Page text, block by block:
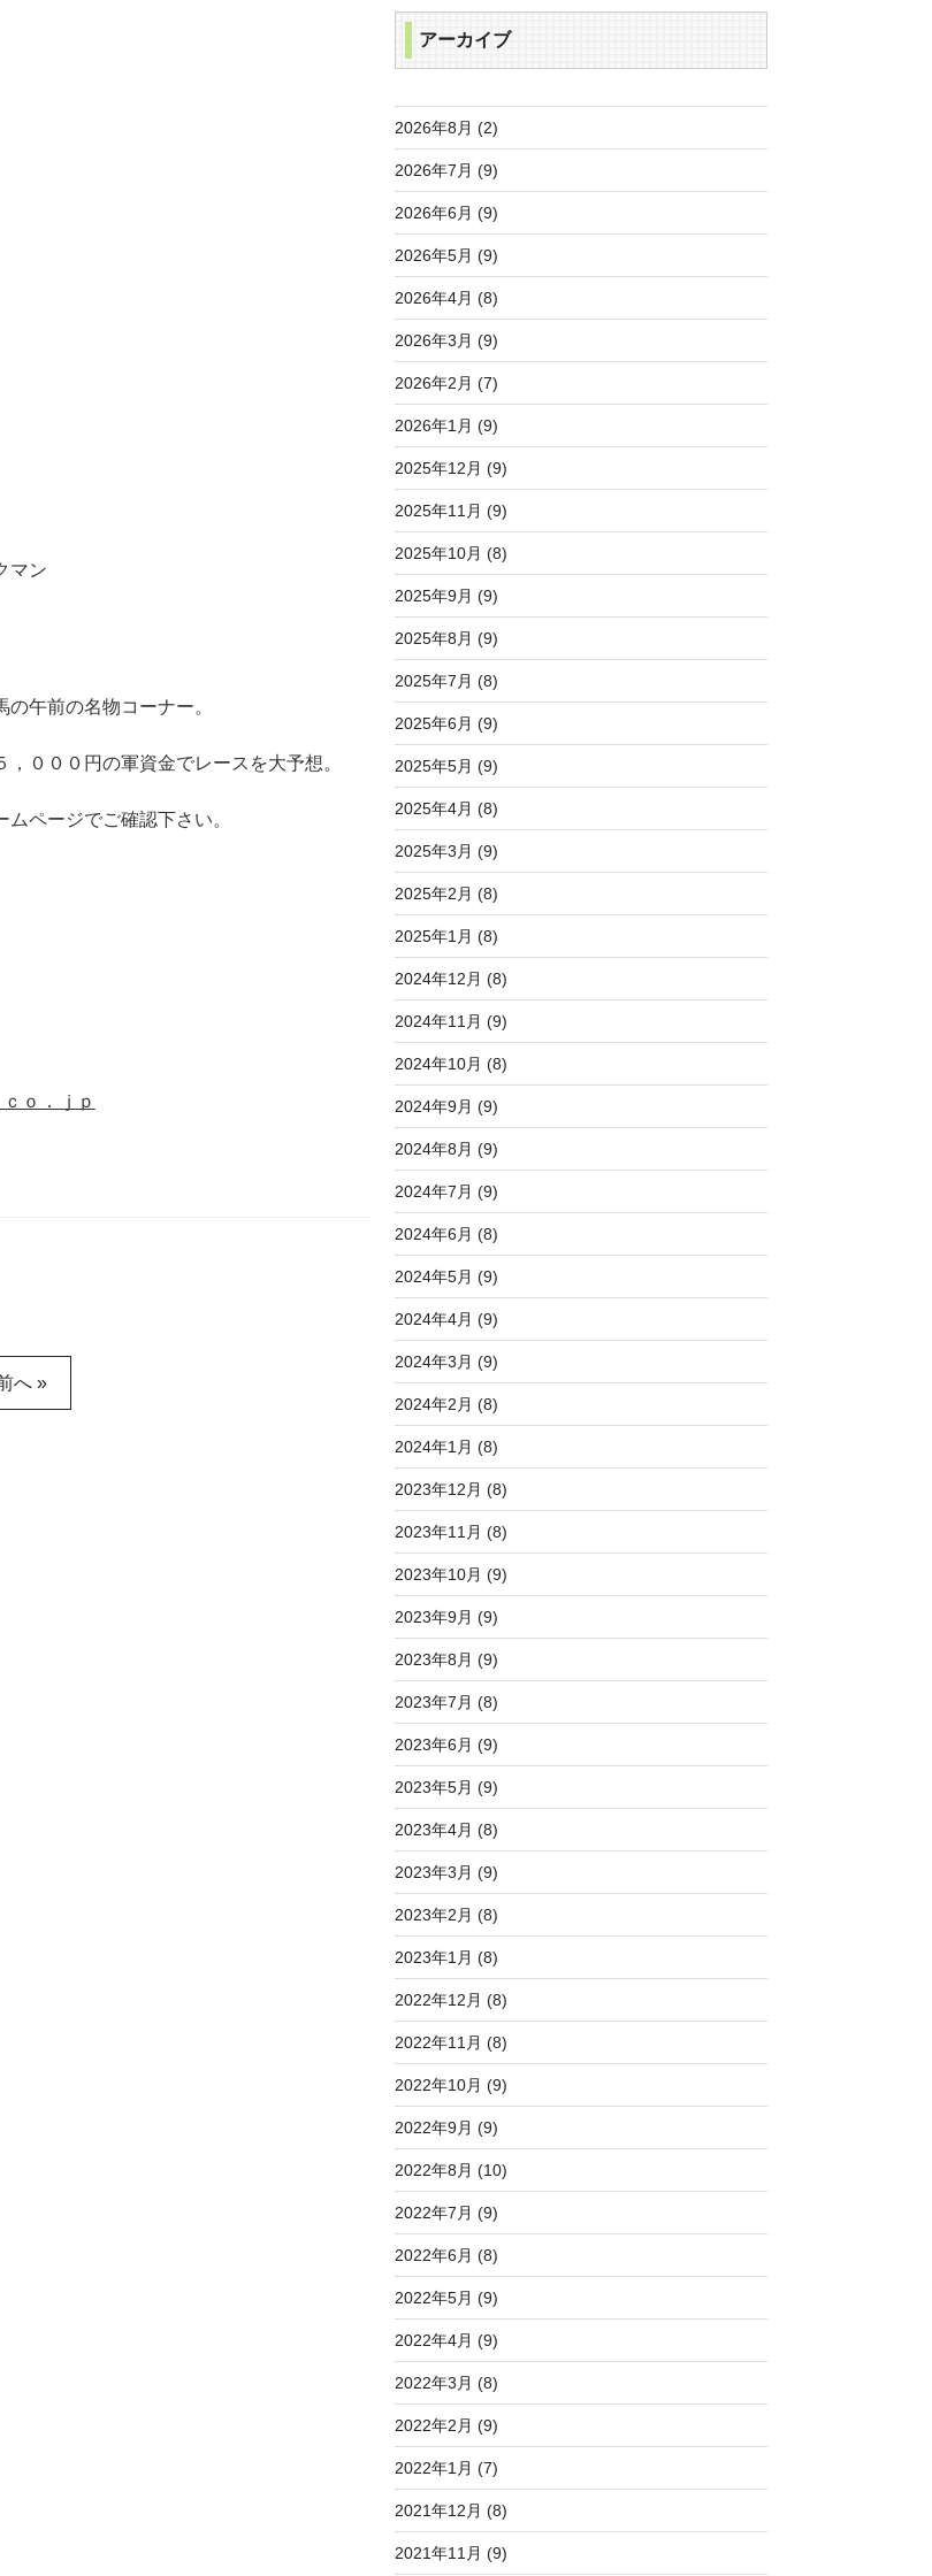
マン
午前の名物コーナー。
０００円の軍資金でレースを大予想。
ページでご確認下さい。
ｏ．ｊｐ
へ »
アーカイブ
2026年8月 (2)
2026年7月 (9)
2026年6月 (9)
2026年5月 (9)
2026年4月 (8)
2026年3月 (9)
2026年2月 (7)
2026年1月 (9)
2025年12月 (9)
2025年11月 (9)
2025年10月 (8)
2025年9月 (9)
2025年8月 (9)
2025年7月 (8)
2025年6月 (9)
2025年5月 (9)
2025年4月 (8)
2025年3月 (9)
2025年2月 (8)
2025年1月 (8)
2024年12月 (8)
2024年11月 (9)
2024年10月 (8)
2024年9月 (9)
2024年8月 (9)
2024年7月 (9)
2024年6月 (8)
2024年5月 (9)
2024年4月 (9)
2024年3月 (9)
2024年2月 (8)
2024年1月 (8)
2023年12月 (8)
2023年11月 (8)
2023年10月 (9)
2023年9月 (9)
2023年8月 (9)
2023年7月 (8)
2023年6月 (9)
2023年5月 (9)
2023年4月 (8)
2023年3月 (9)
2023年2月 (8)
2023年1月 (8)
2022年12月 (8)
2022年11月 (8)
2022年10月 (9)
2022年9月 (9)
2022年8月 (10)
2022年7月 (9)
2022年6月 (8)
2022年5月 (9)
2022年4月 (9)
2022年3月 (8)
2022年2月 (9)
2022年1月 (7)
2021年12月 (8)
2021年11月 (9)